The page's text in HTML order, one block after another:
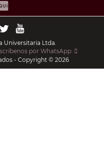
Universitaria Ltda.
por WhatsApp:
- Copyright © 2026